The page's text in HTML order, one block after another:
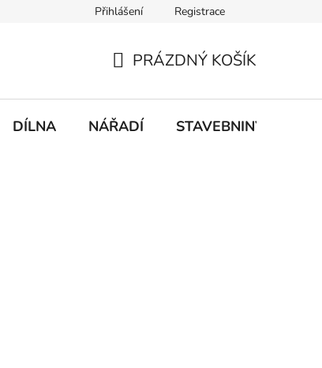
Doprava a platbaPřihlášení Registrace
KOŠÍK
PRÁZDNÝ KOŠÍK
DÍLNA NÁŘADÍ STAVEBNINY